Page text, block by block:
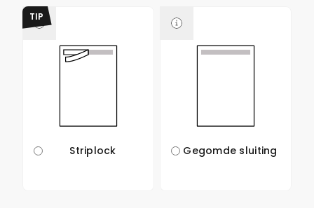
TIP
Striplock Gegomde sluiting